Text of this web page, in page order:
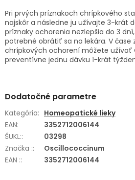
Pri prvých príznakoch chrípkového
najskôr a následne ju užívajte 3-krát
príznaky ochorenia nezlepšia do 3
potrebné obrátiť sa na lekára. V čase
chrípkových ochorení môžete užívať
preventívne jednu dávku 1-krát
Dodatočné parametre
Kategória: Homeopatické lieky
EAN:
3352712006144
ŠUKL::
03298
Značka ::
Oscillococcinum
EAN :: 3352712006144